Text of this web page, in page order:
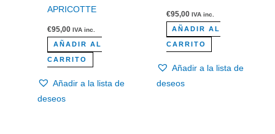
APRICOTTE
€95,00 IVA inc.
AÑADIR AL
CARRITO
Añadir a la lista de
deseos
€95,00 IVA inc.
AÑADIR AL
CARRITO
Añadir a la lista de
deseos